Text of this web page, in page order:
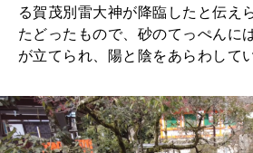
る賀茂別雷大神が降臨したと伝え
たどったもので、砂のてっぺんに
が立てられ、陽と陰をあらわして